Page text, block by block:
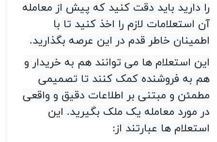
را دارید باید دقت کنید که پیش از معامله
آن استعلامات لازم را اخذ کنید تا با
اطمینان خاطر قدم در این عرصه بگذارید.
این استعلام ها می توانند هم به خریدار و
هم به فروشنده کمک کنند تا تصمیمی
مطمئن و مبتنی بر اطلاعات دقیق‌ و واقعی
در مورد معامله یک ملک بگیرید. این
استعلام ها عبارتند از: